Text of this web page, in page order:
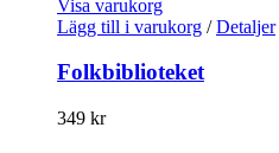
Visa varukorg
Lägg till i varukorg / Detaljer
Folkbiblioteket
349 kr